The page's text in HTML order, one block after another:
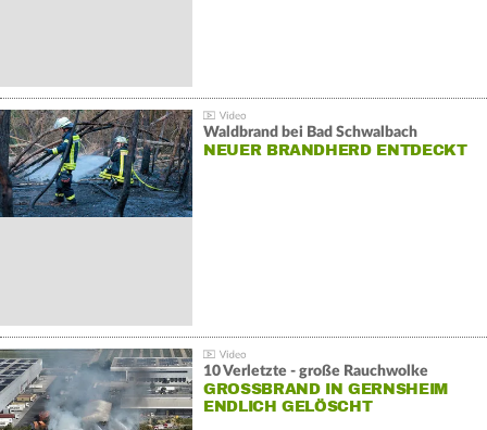
Waldbrand bei Bad Schwalbach
NEUER BRANDHERD ENTDECKT
10 Verletzte - große Rauchwolke
GROSSBRAND IN GERNSHEIM E
NDLICH GELÖSCHT